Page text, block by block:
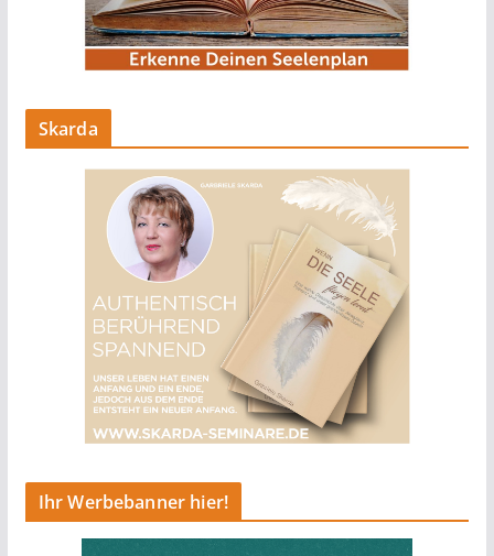
Skarda
Ihr Werbebanner hier!